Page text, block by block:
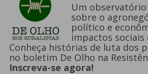
Um
sobre o
político e
impactos sociais
Conheça histórias de luta dos
no boletim De Olho na
Inscreva-se agora!